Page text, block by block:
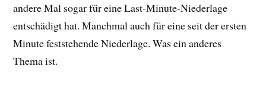
andere Mal sogar für eine Last-Minute-Niederlage
entschädigt hat. Manchmal auch für eine seit der ersten
Minute feststehende Niederlage. Was ein anderes
Thema ist.